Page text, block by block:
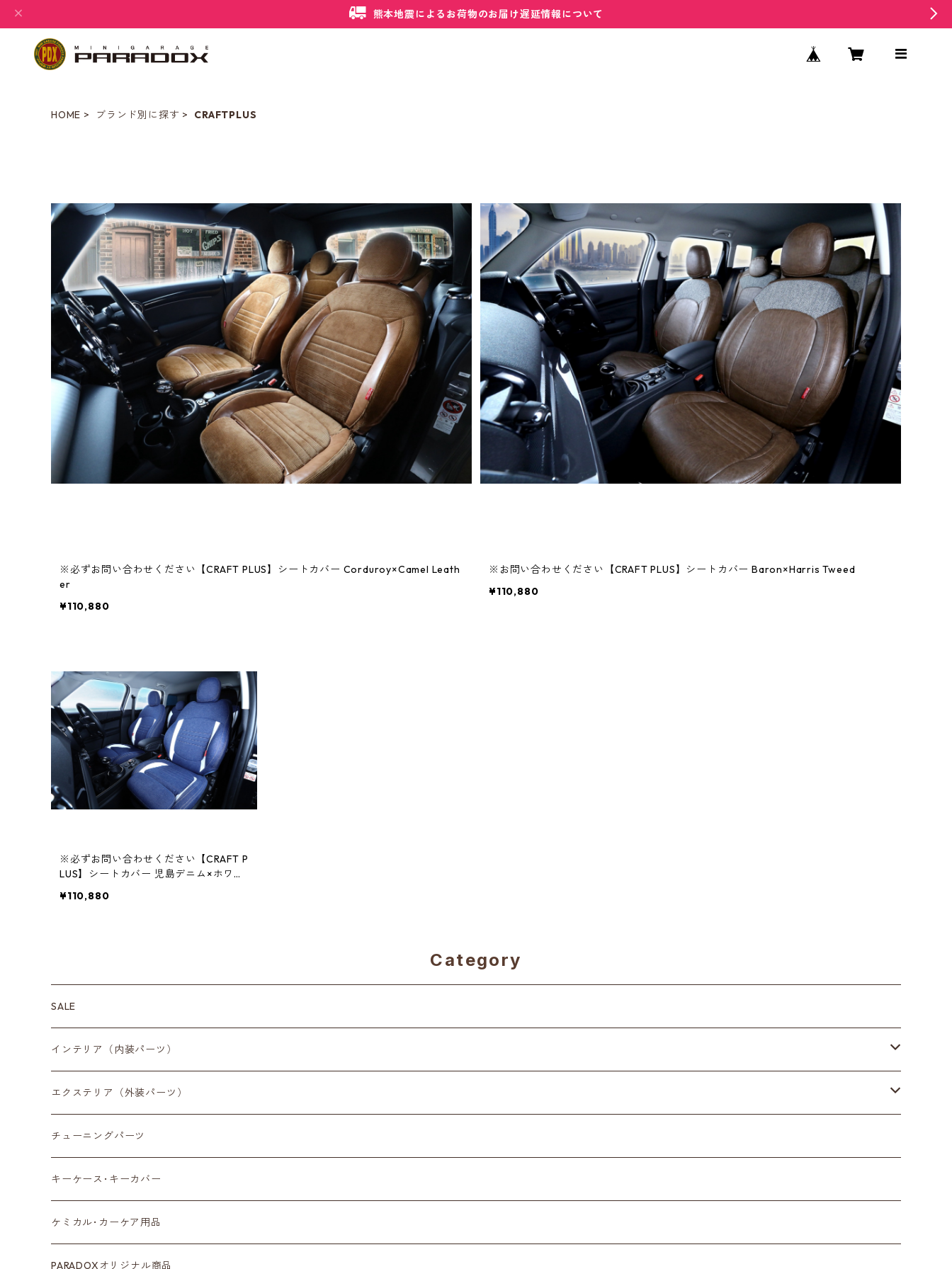
熊本地震によるお荷物のお届け遅延情報について
HOME ブランド別に探す CRAFTPLUS
※必ずお問い合わせください【CRAFT PLUS】シートカバー Corduroy×Camel Leath
er
¥110,880
※お問い合わせください【CRAFT PLUS】シートカバー Baron×Harris Tweed
¥110,880
※必ずお問い合わせください【CRAFT P
LUS】シートカバー 児島デニム×ホワイ
¥110,880
Category
SALE
インテリア（内装パーツ）
収納小物
スマートフォン
センターディスプレイ
ルームミラー
カラーシートベルト
エクステリア（外装パーツ）
サイドミラー
アンテナ
タイヤ
ホイール
チューニングパーツ
キーケース･キーカバー
ケミカル･カーケア用品
PARADOXオリジナル商品